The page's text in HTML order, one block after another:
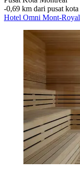
‐0,69 km dari pusat kota
Hotel Omni Mont-Royal